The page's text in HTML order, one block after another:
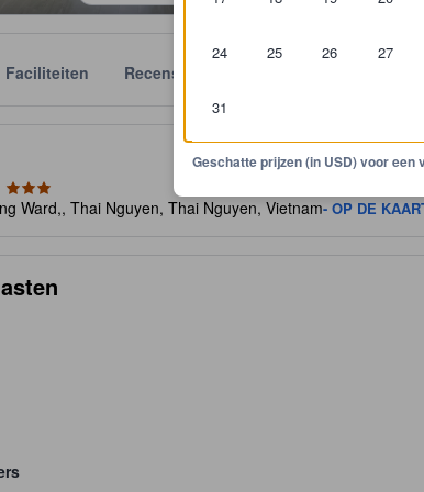
24 25 26 27
31
Geschatte prijzen (in USD) voor
Faciliteiten Recensies
Ward,, Thai Nguyen, Thai Nguyen, Vietnam- OP DE